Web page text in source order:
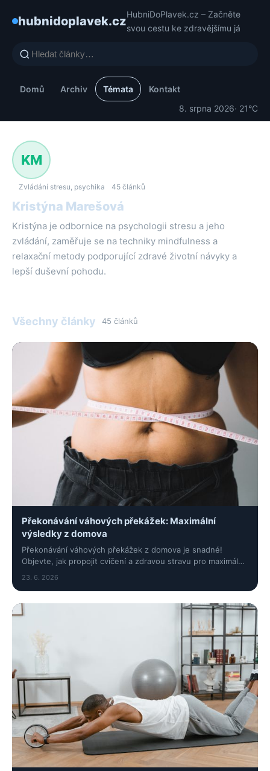
hubnidoplavek.czHubniDoPlavek.cz – Začněte
svou cestu ke zdravějšímu já
Domů Archiv Témata
Kontakt
8. srpna 2026· 21°C
KM
Zvládání stresu, psychika 45 článků
Kristýna Marešová
Kristýna je odbornice na psychologii stresu a jeho
zvládání, zaměřuje se na techniky mindfulness a
relaxační metody podporující zdravé životní návyky a
lepší duševní pohodu.
Všechny články 45 článků
Překonávání váhových překážek: Maximální
výsledky z domova
Překonávání váhových překážek z domova je snadné!
Objevte, jak propojit cvičení a zdravou stravu pro maximální
23. 6. 2026